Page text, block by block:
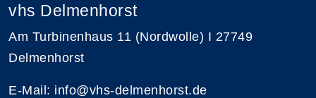
vhs Delmenhorst
Am Turbinenhaus 11 (Nordwolle) I 27749
Delmenhorst
E-Mail: info@vhs-delmenhorst.de